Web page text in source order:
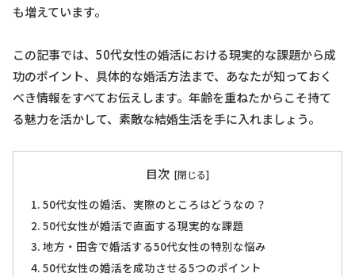
も増えています。
この記事では、50代女性の婚活における現実的な課題から成
功のポイント、具体的な婚活方法まで、あなたが知っておく
べき情報をすべてお伝えします。年齢を重ねたからこそ持て
る魅力を活かして、素敵な結婚生活を手に入れましょう。
目次
50代女性の婚活、実際のところはどうなの？
50代女性が婚活で直面する現実的な課題
地方・田舎で婚活する50代女性の特別な悩み
50代女性の婚活を成功させる5つのポイント